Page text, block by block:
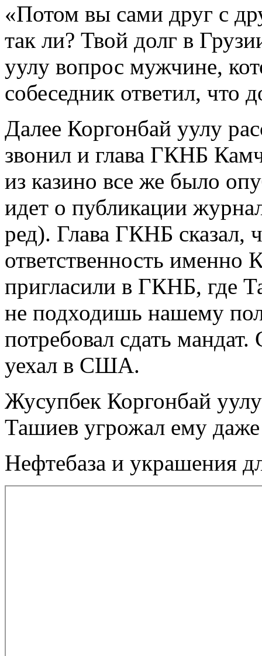
«Потом вы сами друг с
так ли? Твой долг в
уулу вопрос мужчине,
собеседник ответил, что
Далее Коргонбай уулу
звонил и глава ГКНБ
из казино все же было
идет о публикации
ред). Глава ГКНБ сказал,
ответственность именно
пригласили в ГКНБ, где
не подходишь нашему
потребовал сдать
уехал в США.
Жусупбек Коргонбай
Ташиев угрожал ему
Нефтебаза и украшения